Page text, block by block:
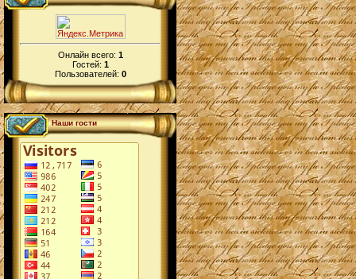
Онлайн всего: 1
Гостей: 1
Пользователей: 0
Наши гости